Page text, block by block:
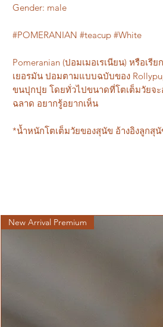
Gender: male
#POMERANIAN #teacup #White
Pomeranian (ปอมเมอเรเนียน) หรือเรีย
เยอรมัน ปอมตามแบบฉบับของ
ขนปุกปุย โดยทั่วไปขนาดที่โตเต็มวัยจ
ฉลาด อยากรู้อยากเห็น
*น้ำหนักโตเต็มวัยของสุนัข อ้างอิงลูกสุ
New Arrival Premium